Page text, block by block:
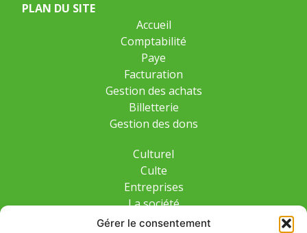
Gérer le consentement
PLAN DU SITE
Accueil
Comptabilité
Paye
Facturation
Gestion des achats
Billetterie
Gestion des dons
Culturel
Culte
Entreprises
La société
Formation